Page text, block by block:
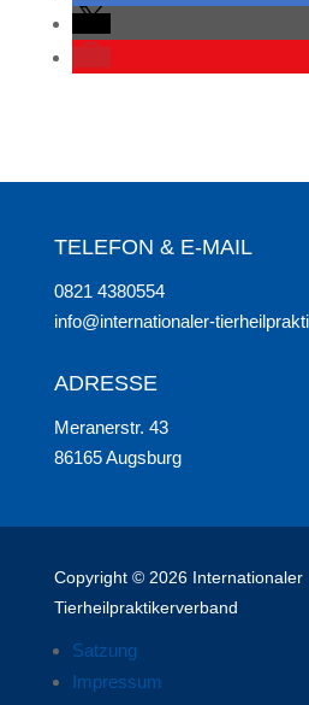
TELEFON & E-MAIL
0821 4380554
info@internationaler-
ADRESSE
Meranerstr. 43
86165 Augsburg
Copyright © 2026 Internationaler
Tierheilpraktikerverband
Satzung
Impressum